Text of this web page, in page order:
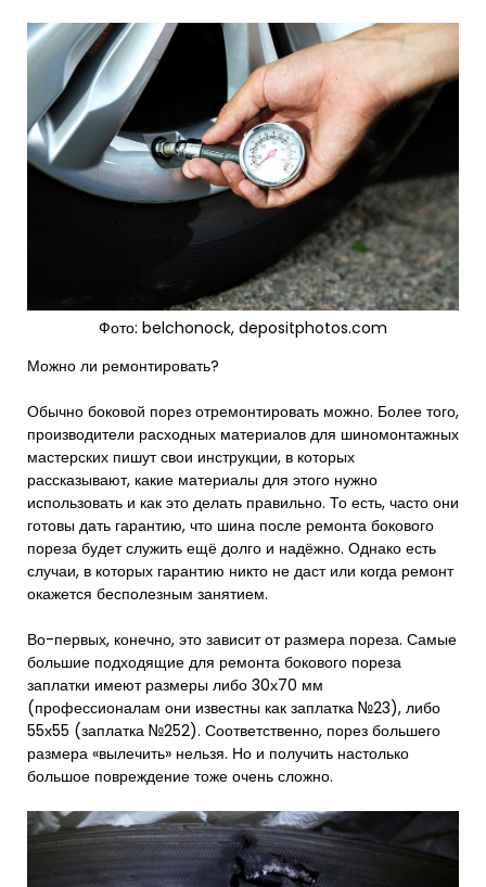
Фото: belchonock, depositphotos.com
Можно ли ремонтировать?
Обычно боковой порез отремонтировать можно. Более того,
производители расходных материалов для шиномонтажных
мастерских пишут свои инструкции, в которых
рассказывают, какие материалы для этого нужно
использовать и как это делать правильно. То есть, часто они
готовы дать гарантию, что шина после ремонта бокового
пореза будет служить ещё долго и надёжно. Однако есть
случаи, в которых гарантию никто не даст или когда ремонт
окажется бесполезным занятием.
Во-первых, конечно, это зависит от размера пореза. Самые
большие подходящие для ремонта бокового пореза
заплатки имеют размеры либо 30х70 мм
(профессионалам они известны как заплатка №23), либо
55х55 (заплатка №252). Соответственно, порез большего
размера «вылечить» нельзя. Но и получить настолько
большое повреждение тоже очень сложно.